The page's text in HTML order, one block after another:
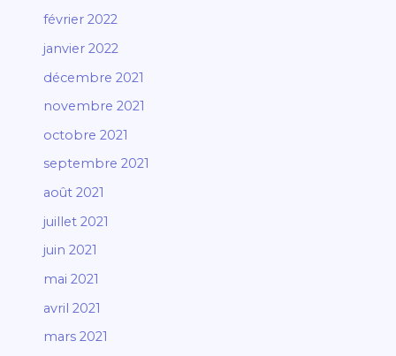
février 2022
janvier 2022
décembre 2021
novembre 2021
octobre 2021
septembre 2021
août 2021
juillet 2021
juin 2021
mai 2021
avril 2021
mars 2021